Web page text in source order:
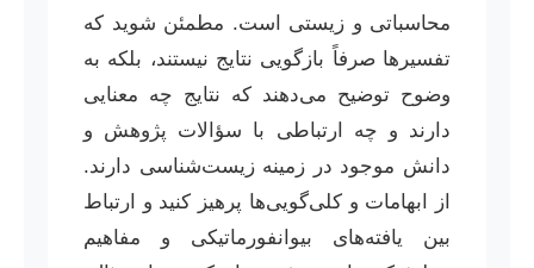
محاسباتی و زیستی است. مطمئن شوید که
تفسیرها صرفاً بازگویی نتایج نیستند، بلکه به
وضوح توضیح می‌دهند که نتایج چه معنایی
دارند و چه ارتباطی با سؤالات پژوهش و
دانش موجود در زمینه زیست‌شناسی دارند.
از ابهامات و کلی‌گویی‌ها پرهیز کنید و ارتباط
بین یافته‌های بیوانفورماتیکی و مفاهیم